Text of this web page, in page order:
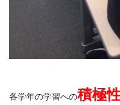
各学年の学習への積極